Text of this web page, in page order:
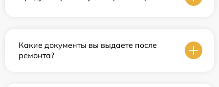
Какие документы вы выдаете после
ремонта?